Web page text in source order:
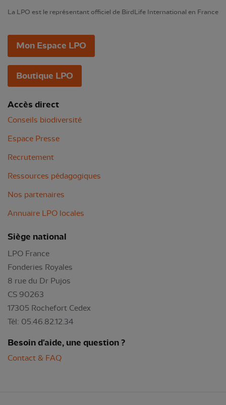
La LPO est le représentant officiel de BirdLife International en France
Mon Espace LPO
Boutique LPO
Accès direct
Conseils biodiversité
Espace Presse
Recrutement
Ressources pédagogiques
Nos partenaires
Annuaire LPO locales
Siège national
LPO France
Fonderies Royales
8 rue du Dr Pujos
CS 90263
17305 Rochefort Cedex
Tél: 05.46.82.12.34
Besoin d'aide, une question ?
Contact & FAQ